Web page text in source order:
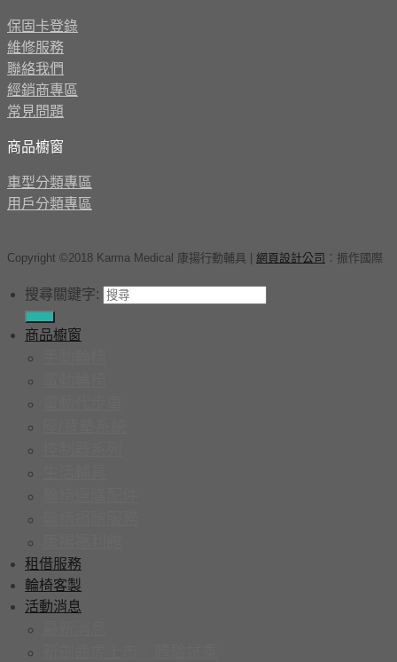
保固卡登錄
維修服務
聯絡我們
經銷商專區
常見問題
商品櫥窗
車型分類專區
用戶分類專區
Copyright ©2018 Karma Medical 康揚行動輔具 網頁設計公司 ： 振作國際
搜尋關鍵字:
商品櫥窗
租借服務
輪椅客製
活動消息